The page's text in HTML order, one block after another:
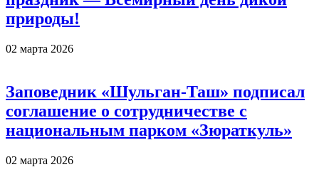
природы!
02 марта 2026
Заповедник «Шульган-Таш» подписал
соглашение о сотрудничестве с
национальным парком «Зюраткуль»
02 марта 2026